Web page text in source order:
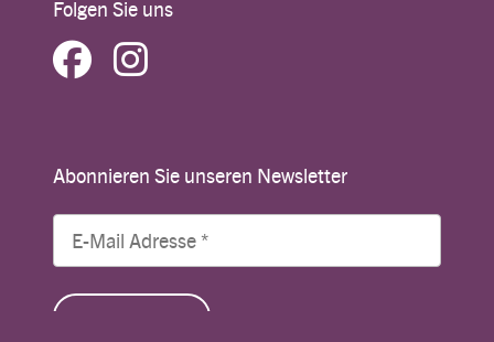
Folgen Sie uns
Abonnieren Sie unseren Newsletter